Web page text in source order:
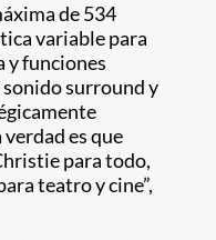
de 534
variable para
y funciones
surround y
es que
para todo,
teatro y cine”,